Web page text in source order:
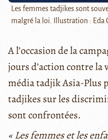
Les femmes tadjikes sont
malgré la loi. Illustration : Eda
A l’occasion de la
jours d’action contre la
média tadjik Asia-Plus
tadjikes sur les
sont confrontées.
« Les femmes et les